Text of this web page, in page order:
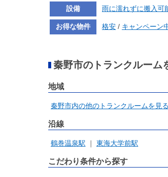
設備 雨に濡れずに搬入可
お得な物件 格安 / キャンペーン
秦野市のトランクルーム
地域
秦野市内の他のトランクルームを見る
沿線
鶴巻温泉駅 東海大学前駅
こだわり条件から探す